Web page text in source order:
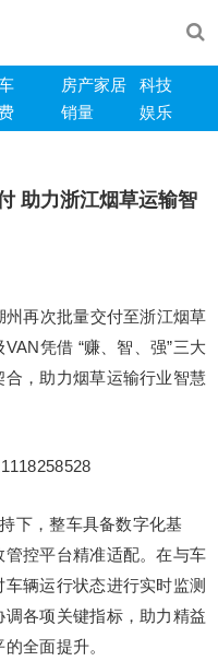
房产家居
科技
销量 娱乐
助力浙江烟草运输智
再次批量交付至浙江烟草
凭借 “赚、智、强”三大
，助力烟草运输行业智慧
下，整车具备数字化基
控平台精准适配。在与车
辆运行状态进行实时监测
各项关键指标，助力精益
全面提升。